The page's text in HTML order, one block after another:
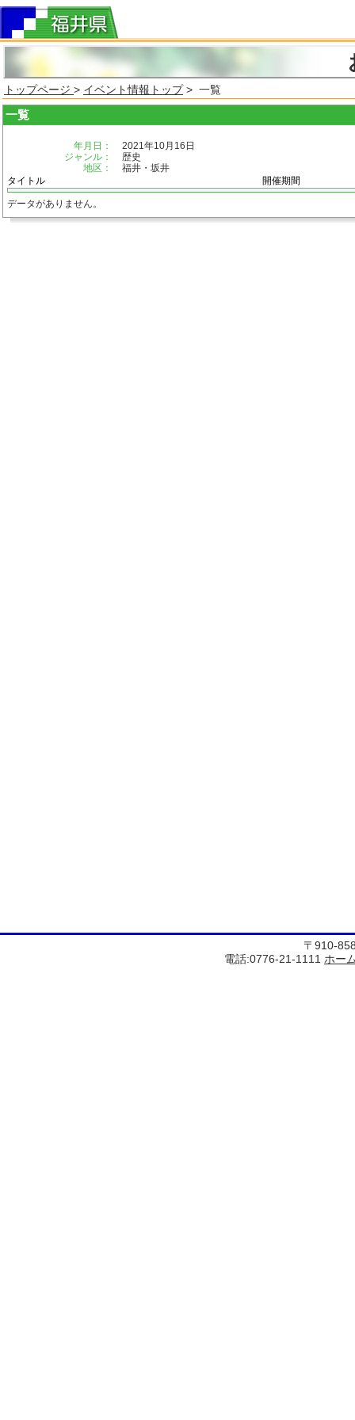
トップページ > イベント情報トップ> 一覧
一覧
年月日：
2021年10月16日
ジャンル：
歴史
地区：
福井・坂井
タイトル
開催期間
データがありません。
〒910-
電話:0776-21-1111 ホー